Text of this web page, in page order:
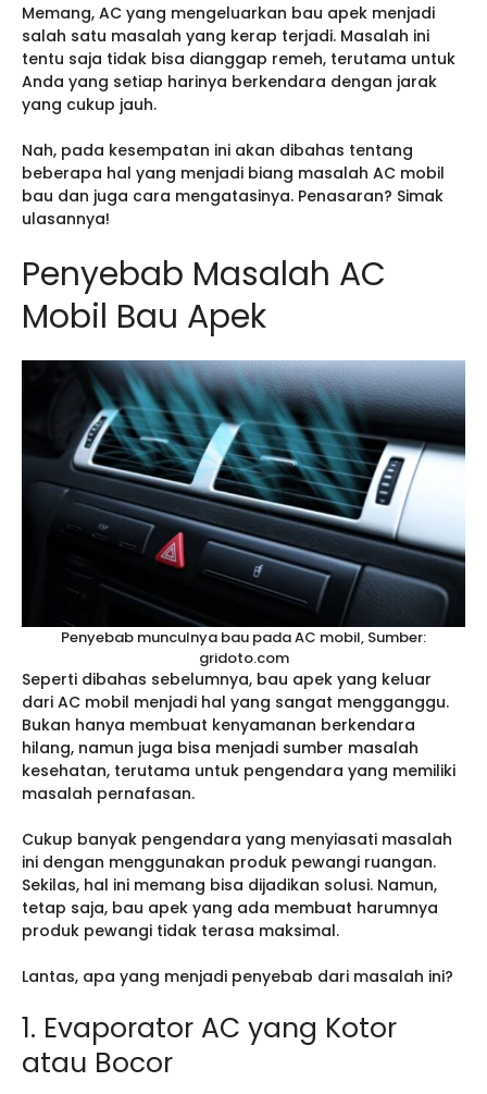
Memang, AC yang mengeluarkan bau apek menjadi
salah satu masalah yang kerap terjadi. Masalah ini
tentu saja tidak bisa dianggap remeh, terutama untuk
Anda yang setiap harinya berkendara dengan jarak
yang cukup jauh.
Nah, pada kesempatan ini akan dibahas tentang
beberapa hal yang menjadi biang masalah AC mobil
bau dan juga cara mengatasinya. Penasaran? Simak
ulasannya!
Penyebab Masalah AC
Mobil Bau Apek
Penyebab munculnya bau pada AC mobil, Sumber:
gridoto.com
Seperti dibahas sebelumnya, bau apek yang keluar
dari AC mobil menjadi hal yang sangat mengganggu.
Bukan hanya membuat kenyamanan berkendara
hilang, namun juga bisa menjadi sumber masalah
kesehatan, terutama untuk pengendara yang memiliki
masalah pernafasan.
Cukup banyak pengendara yang menyiasati masalah
ini dengan menggunakan produk pewangi ruangan.
Sekilas, hal ini memang bisa dijadikan solusi. Namun,
tetap saja, bau apek yang ada membuat harumnya
produk pewangi tidak terasa maksimal.
Lantas, apa yang menjadi penyebab dari masalah ini?
1. Evaporator AC yang Kotor
atau Bocor